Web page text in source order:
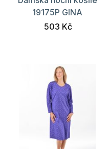
19175P GINA
503 Kč